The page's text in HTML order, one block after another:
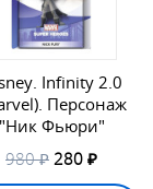
Infinity 2.0
Персонаж
"Ник Фьюри"
980 ₽ 280 ₽